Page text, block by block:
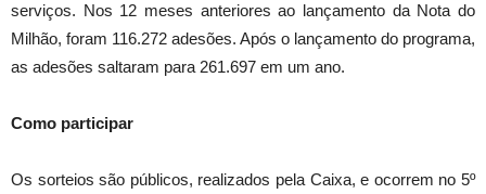
serviços. Nos 12 meses anteriores ao lançamento da Nota do
Milhão, foram 116.272 adesões. Após o lançamento do programa,
as adesões saltaram para 261.697 em um ano.
Como participar
Os sorteios são públicos, realizados pela Caixa, e ocorrem no 5º